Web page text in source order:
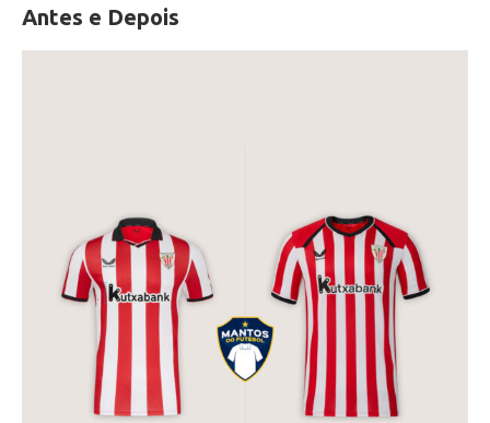
Antes e Depois